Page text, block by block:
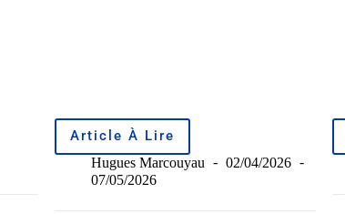
Article À Lire
Hugues Marcouyau
02/04/2026
07/05/2026